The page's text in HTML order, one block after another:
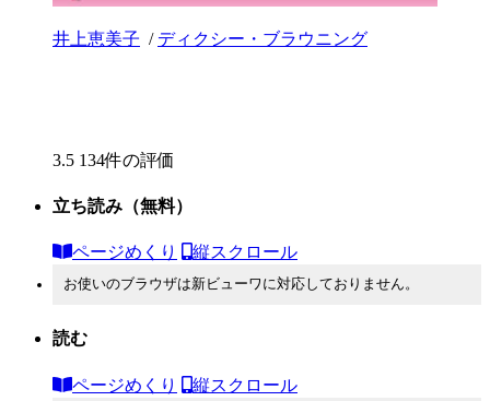
井上恵美子 / ディクシー・ブラウニング
3.5 134件の評価
立ち読み （無料）
ページめくり 縦スクロール
お使いのブラウザは新ビューワに対応しておりません。
読む
ページめくり 縦スクロール